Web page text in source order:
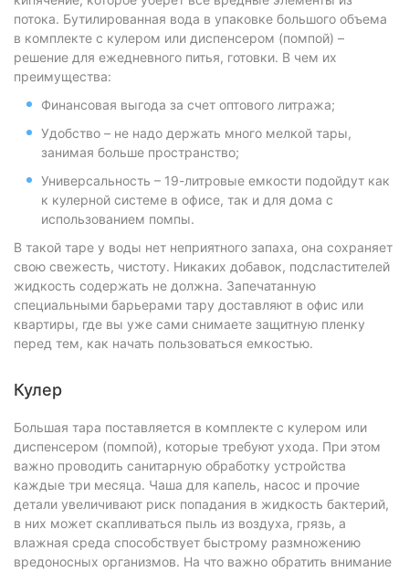
потока. Бутилированная вода в упаковке большого объема
в комплекте с кулером или диспенсером (помпой) –
решение для ежедневного питья, готовки. В чем их
преимущества:
Финансовая выгода за счет оптового литража;
Удобство – не надо держать много мелкой тары,
занимая больше пространство;
Универсальность – 19-литровые емкости подойдут как
к кулерной системе в офисе, так и для дома с
использованием помпы.
В такой таре у воды нет неприятного запаха, она сохраняет
свою свежесть, чистоту. Никаких добавок, подсластителей
жидкость содержать не должна. Запечатанную
специальными барьерами тару доставляют в офис или
квартиры, где вы уже сами снимаете защитную пленку
перед тем, как начать пользоваться емкостью.
Кулер
Большая тара поставляется в комплекте с кулером или
диспенсером (помпой), которые требуют ухода. При этом
важно проводить санитарную обработку устройства
каждые три месяца. Чаша для капель, насос и прочие
детали увеличивают риск попадания в жидкость бактерий,
в них может скапливаться пыль из воздуха, грязь, а
влажная среда способствует быстрому размножению
вредоносных организмов. На что важно обратить внимание